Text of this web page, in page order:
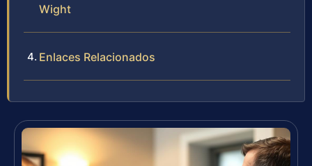
Wight
Enlaces Relacionados